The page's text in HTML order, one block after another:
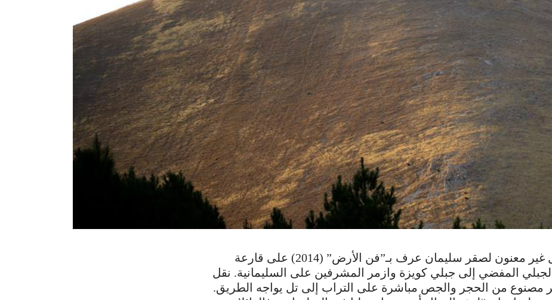
أقيم عمل غير معنون لصقر سليمان عرف بـ”فن الأرض” (2014) على قارعة
المفضي إلى جبلي كويزة وازمر المشرفين على السليمانية. نقل
مصنوع من الحجر والجص مباشرة على التراب إلى تل يواجه الطريق.